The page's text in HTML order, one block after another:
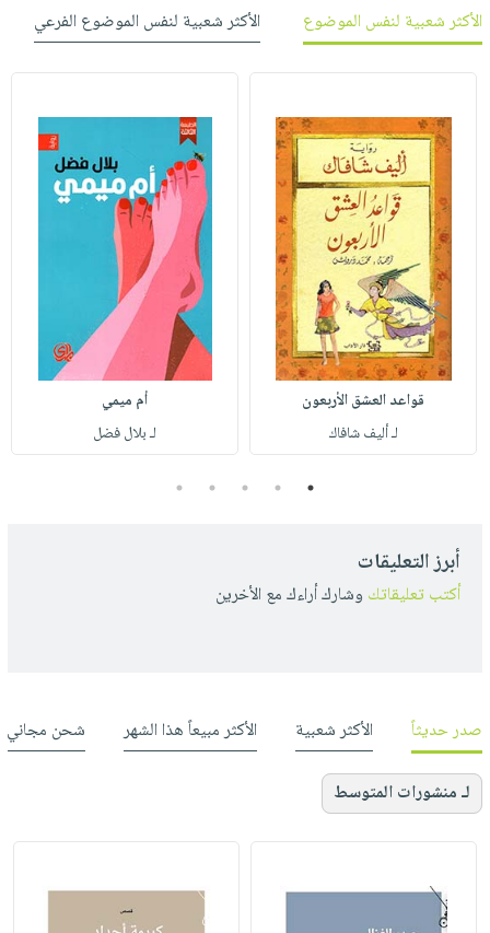
الأكثر شعبية لنفس الموضوع الأكثر شعبية لنفس الموضوع الفرعي
قواعد العشق الأربعون
لـ أليف شافاك
أم ميمي
لـ بلال فضل
1
2
3
4
5
أبرز التعليقات
أكتب تعليقاتك وشارك أراءك مع الأخرين
صدر حديثاً الأكثر شعبية الأكثر مبيعاً هذا الشهر شحن مجاني
لـ منشورات المتوسط